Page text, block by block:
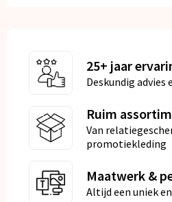
25+ jaar
Deskundig
Ruim
Van
promotiekleding
Maatwerk &
Altijd een uniek